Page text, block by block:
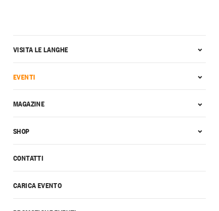
CONTATTI
CARICA EVENTO
VISITA LE LANGHE
EVENTI
MAGAZINE
SHOP